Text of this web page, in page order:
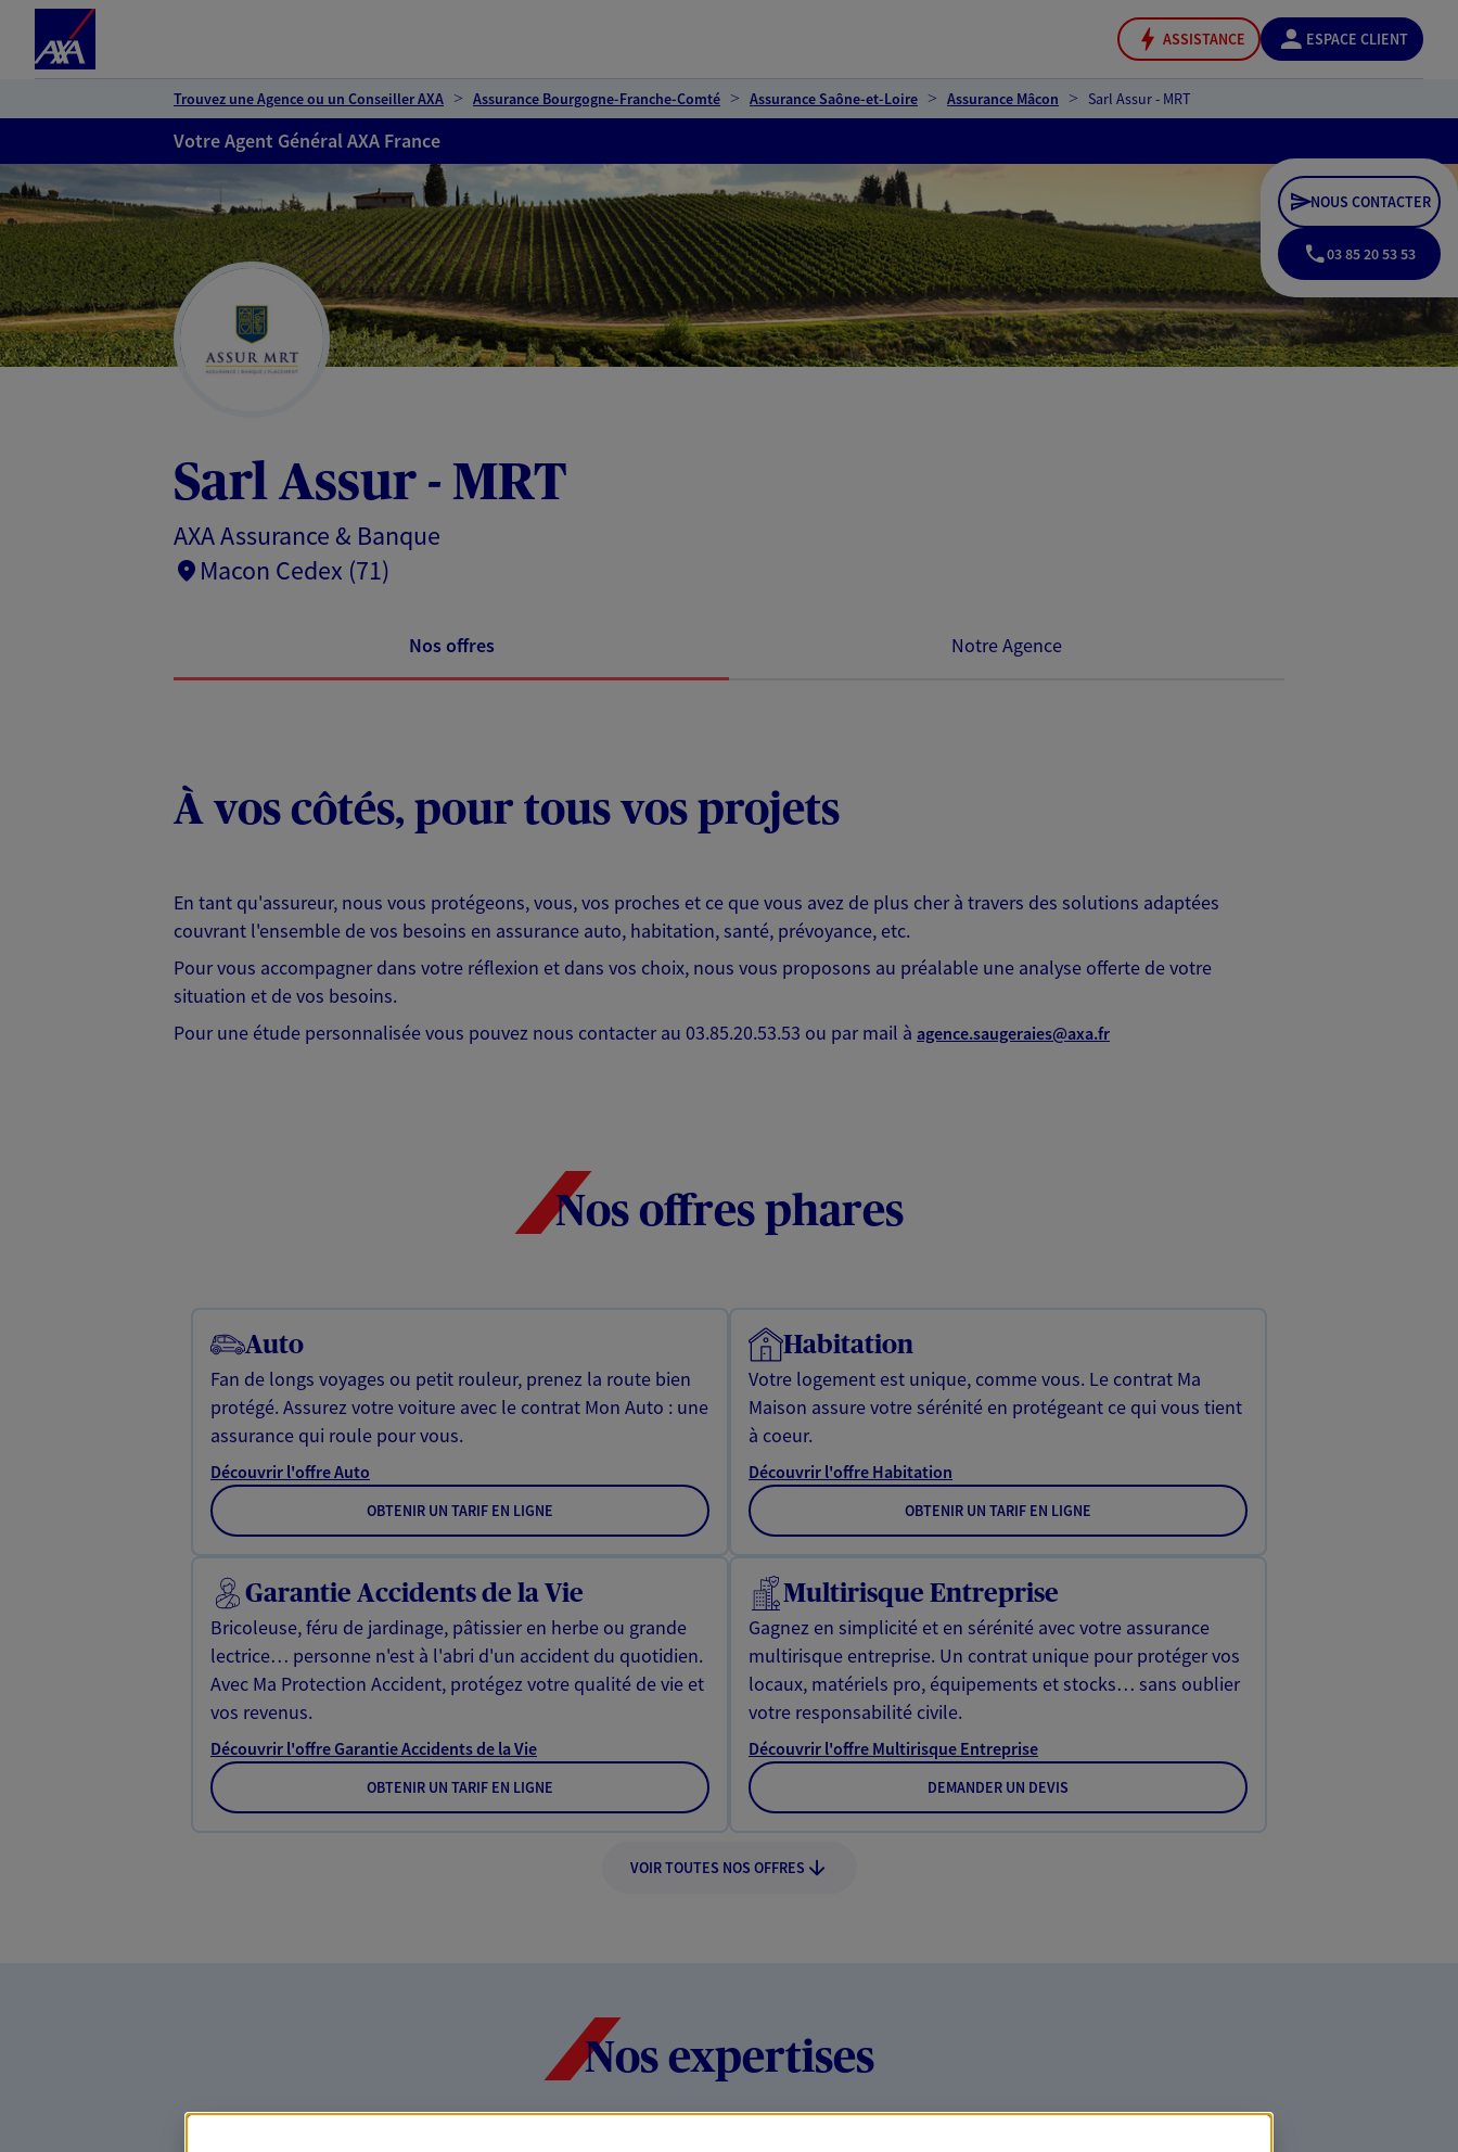
ASSISTANCE ESPACE CLIENT
Trouvez une Agence ou un Conseiller AXA Assurance Bourgogne-Franche-Comté Assurance Saône-et-Loire Assurance Mâcon Sarl Assur - MRT
Votre Agent Général AXA France
Sarl Assur - MRT
AXA Assurance & Banque
Macon Cedex (71)
NOUS CONTACTER
03 85 20 53 53
Nos offres Notre Agence
À vos côtés, pour tous vos projets
En tant qu'assureur, nous vous protégeons, vous, vos proches et ce que vous avez de plus cher à travers des solutions adaptées
couvrant l'ensemble de vos besoins en assurance auto, habitation, santé, prévoyance, etc.
Pour vous accompagner dans votre réflexion et dans vos choix, nous vous proposons au préalable une analyse offerte de votre
situation et de vos besoins.
Pour une étude personnalisée vous pouvez nous contacter au 03.85.20.53.53 ou par mail à agence.saugeraies@axa.fr
Nos offres phares
Auto
Fan de longs voyages ou petit rouleur, prenez la route bien
protégé. Assurez votre voiture avec le contrat Mon Auto : une
assurance qui roule pour vous.
Découvrir l'offre Auto
OBTENIR UN TARIF EN LIGNE
Habitation
Votre logement est unique, comme vous. Le contrat Ma
Maison assure votre sérénité en protégeant ce qui vous tient
à coeur.
Découvrir l'offre Habitation
OBTENIR UN TARIF EN LIGNE
Garantie Accidents de la Vie
Bricoleuse, féru de jardinage, pâtissier en herbe ou grande
lectrice… personne n'est à l'abri d'un accident du quotidien.
Avec Ma Protection Accident, protégez votre qualité de vie et
vos revenus.
Découvrir l'offre Garantie Accidents de la Vie
OBTENIR UN TARIF EN LIGNE
Multirisque Entreprise
Gagnez en simplicité et en sérénité avec votre assurance
multirisque entreprise. Un contrat unique pour protéger vos
locaux, matériels pro, équipements et stocks… sans oublier
votre responsabilité civile.
Découvrir l'offre Multirisque Entreprise
DEMANDER UN DEVIS
VOIR TOUTES NOS OFFRES
Nos expertises